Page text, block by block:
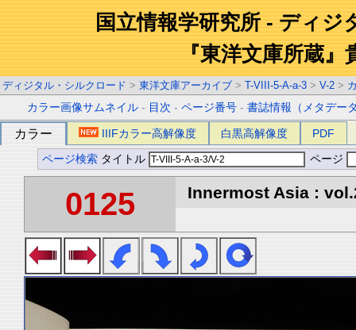
国立情報学研究所 - ディジ
『東洋文庫所蔵』
ディジタル・シルクロード > 東洋文庫アーカイブ > T-VIII-5-A-a-3 > V-2 >
カラー画像サムネイル - 目次 -ページ番号 -書誌情報（メタデー
カラー IIIFカラー高解像度 白黒高解像度 PDF
ページ検索 タイトル ページ
0125 Innermost Asia :